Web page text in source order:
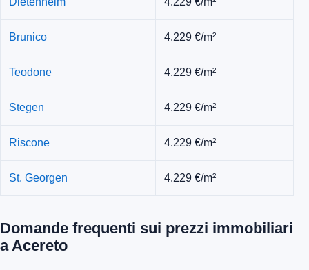
Brunico 4.229 €/m²
Teodone 4.229 €/m²
Stegen 4.229 €/m²
Riscone 4.229 €/m²
St. Georgen 4.229 €/m²
Domande frequenti sui prezzi immobiliari
a Acereto